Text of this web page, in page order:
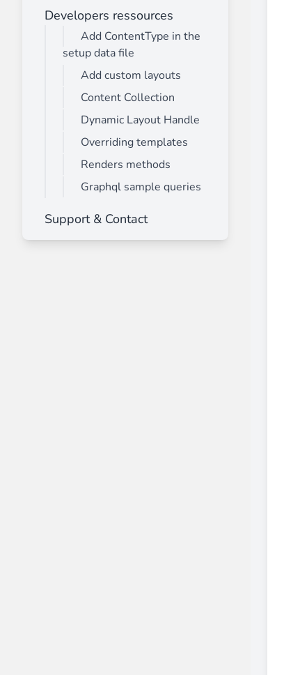
Developers ressources
Add ContentType in the
setup data file
Add custom layouts
Content Collection
Dynamic Layout Handle
Overriding templates
Renders methods
Graphql sample queries
Support & Contact